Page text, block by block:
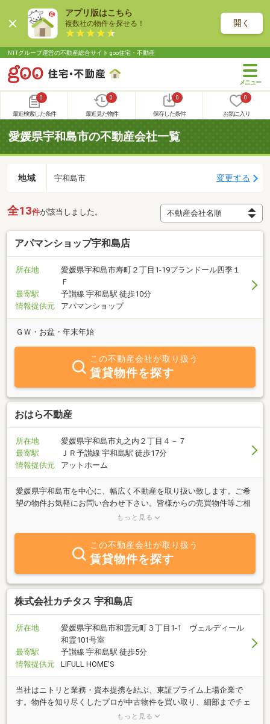
アプリ版はこちら
複数社の物件を探せる！ 開く
NTTグループ運営の不動産総合サイト goo住宅・不動産
0
最近検索した条件
0
最近見た物件
0
保存した条件
0
お気に入り
愛媛県宇和島市の不動産会社一覧
地域 宇和島市 変更する
全13件が該当しました。
アパマンショップ宇和島店
所在地
愛媛県宇和島市寿町２丁目1-19プランドール四季１
Ｆ
最寄駅
予讃線 宇和島駅 徒歩10分
情報提供元
アパマンショップ
ＧＷ・お盆・年末年始
この不動産会社が取り扱う
賃貸物件を探す
おはら不動産
所在地
愛媛県宇和島市丸之内２丁目４－７
最寄駅
ＪＲ予讃線 宇和島駅 徒歩17分
情報提供元
アットホーム
愛媛県宇和島市を中心に、幅広く不動産を取り扱い致します。ご希
望の物件お気軽にお問い合わせ下さい。皆様からの売買物件等ご相
談心よりお待ちしております。全宅連空き家相談研修修了済み空き
(^^♪売物件募集中 無料査定致します。そのエリアを待っているお
客様とのマッチングさせてください♪お問い合わせお待ちしており
もっと見る
この不動産会社が取り扱う
賃貸物件を探す
株式会社カチタス 宇和島店
所在地
愛媛県宇和島市和霊元町３丁目1-1 ヴェルディール
和霊101号室
最寄駅
予讃線 宇和島駅 徒歩5分
情報提供元
LIFULL HOME'S
当社はニトリと業務・資本提携を結ぶ、東証プライム上場企業で
す。物件を知り尽くしたプロが中古物件を買い取り、細部までチェ
ックし、自社規格に沿って丁寧にリフォームしているので、ご購入
もっと見る